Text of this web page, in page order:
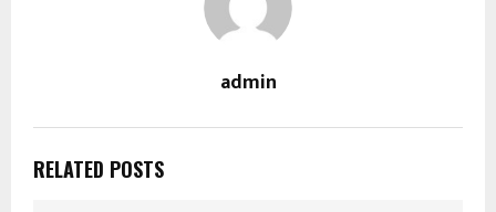
admin
RELATED POSTS